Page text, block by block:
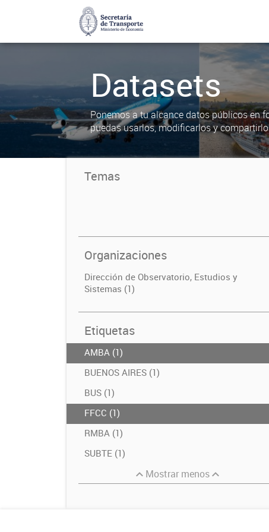
Datasets
Ponemos a tu alcance datos públicos en
puedas usarlos, modificarlos y
Temas
Organizaciones
Dirección de Observatorio, Estudios y
Sistemas (1)
Etiquetas
AMBA (1)
BUENOS AIRES (1)
BUS (1)
FFCC (1)
RMBA (1)
SUBTE (1)
Mostrar menos